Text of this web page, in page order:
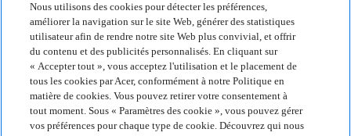
Développement durable
Développement durable
Responsabilité sociale de l'entreprise
Empreinte carbone du produit
Project Humanity
Earthion
Nous utilisons des cookies pour détecter les préférences,
améliorer la navigation sur le site Web, générer des statistiques
utilisateur afin de rendre notre site Web plus convivial, et offrir
du contenu et des publicités personnalisés. En cliquant sur
« Accepter tout », vous acceptez l'utilisation et le placement de
tous les cookies par Acer, conformément à notre Politique en
matière de cookies. Vous pouvez retirer votre consentement à
tout moment. Sous « Paramètres des cookie », vous pouvez gérer
vos préférences pour chaque type de cookie. Découvrez qui nous